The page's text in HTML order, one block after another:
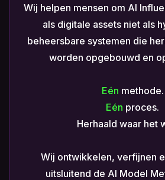
Wij helpen mensen om AI
als digitale assets niet als
beheersbare systemen die
worden opgebouwd en
Eén methode.
Eén proces.
Herhaald waar het
Wij ontwikkelen, verfijnen
uitsluitend de AI Model